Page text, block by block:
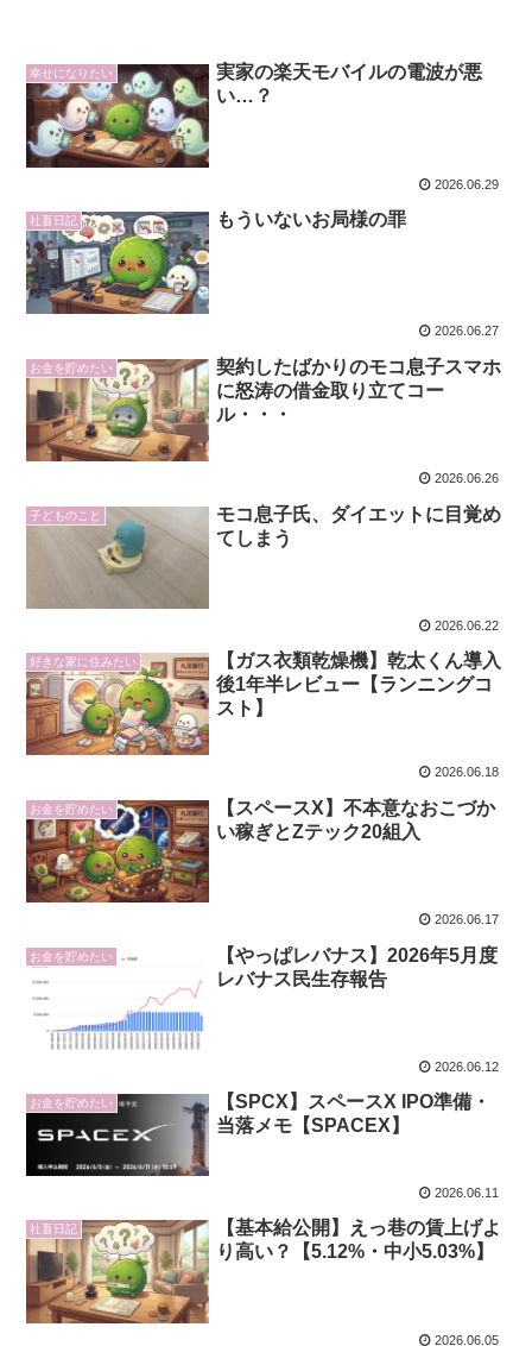
幸せになりたい
実家の楽天モバイルの電波が悪
い…？
2026.06.29
社畜日記 もういないお局様の罪
2026.06.27
お金を貯めたい
契約したばかりのモコ息子スマホ
に怒涛の借金取り立てコー
ル・・・
2026.06.26
子どものこと
モコ息子氏、ダイエットに目覚め
てしまう
2026.06.22
好きな家に住みたい
【ガス衣類乾燥機】乾太くん導入
後1年半レビュー【ランニングコ
スト】
2026.06.18
お金を貯めたい
【スペースX】不本意なおこづか
い稼ぎとZテック20組入
2026.06.17
お金を貯めたい
【やっぱレバナス】2026年5月度
レバナス民生存報告
2026.06.12
お金を貯めたい
【SPCX】スペースX IPO準備・
当落メモ【SPACEX】
2026.06.11
社畜日記
【基本給公開】えっ巷の賃上げよ
り高い？【5.12%・中小5.03%】
2026.06.05